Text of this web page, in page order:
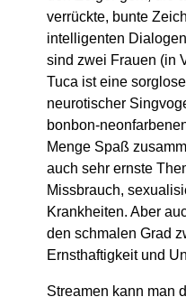
verrückte, bunte
intelligenten
sind zwei Frauen (in
Tuca ist eine
neurotischer
bonbon-
Menge Spaß
auch sehr ernste
Missbrauch,
Krankheiten. Aber
den schmalen Grad
Ernsthaftigkeit und
Streamen kann man